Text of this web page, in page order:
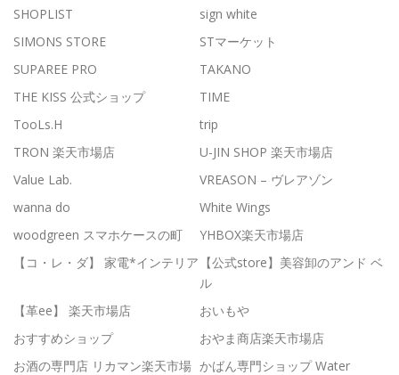
SHOPLIST
sign white
SIMONS STORE
STマーケット
SUPAREE PRO
TAKANO
THE KISS 公式ショップ
TIME
TooLs.H
trip
TRON 楽天市場店
U-JIN SHOP 楽天市場店
Value Lab.
VREASON – ヴレアゾン
wanna do
White Wings
woodgreen スマホケースの町
YHBOX楽天市場店
【コ・レ・ダ】 家電*インテリア 【公式store】美容卸のアンド ベ
ル
【革ee】 楽天市場店
おいもや
おすすめショップ
おやま商店楽天市場店
お酒の専門店 リカマン楽天市場 かばん専門ショップ Water